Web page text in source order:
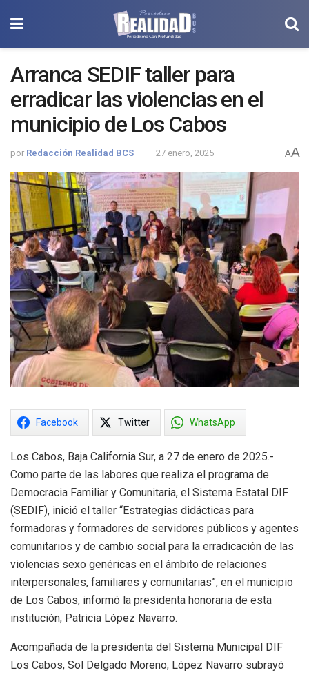
Arranca SEDIF taller para
erradicar las violencias en el
municipio de Los Cabos
por Redacción Realidad BCS 27 enero, 2025 AA
Facebook Twitter WhatsApp
Los Cabos, Baja California Sur, a 27 de enero de 2025.-
Como parte de las labores que realiza el programa de
Democracia Familiar y Comunitaria, el Sistema Estatal DIF
(SEDIF), inició el taller “Estrategias didácticas para
formadoras y formadores de servidores públicos y agentes
comunitarios y de cambio social para la erradicación de las
violencias sexo genéricas en el ámbito de relaciones
interpersonales, familiares y comunitarias”, en el municipio
de Los Cabos, informó la presidenta honoraria de esta
institución, Patricia López Navarro.
Acompañada de la presidenta del Sistema Municipal DIF
Los Cabos, Sol Delgado Moreno; López Navarro subrayó